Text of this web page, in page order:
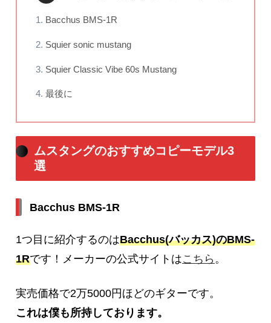
Bacchus BMS-1R
Squier sonic mustang
Squier Classic Vibe 60s Mustang
最後に
ムスタングのおすすめコピーモデル3
選
Bacchus BMS-1R
1つ目に紹介するのはBacchus(バッカス)のBMS-
1Rです！メーカーの公式サイトはこちら 。
実売価格で2万5000円ほどのギターです。
これは僕も所持しております。